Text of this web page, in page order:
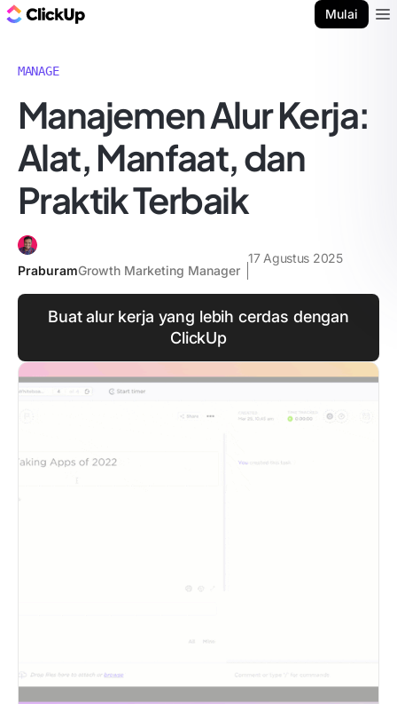
Mulai
MANAGE
Manajemen Alur Kerja:
Alat, Manfaat, dan
Praktik Terbaik
PraburamGrowth Marketing Manager
17 Agustus 2025
Buat alur kerja yang lebih cerdas dengan
ClickUp